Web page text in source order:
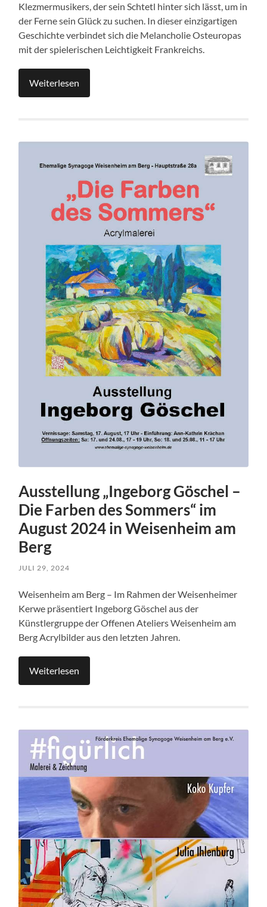
Klezmermusikers, der sein Schtetl hinter sich lässt, um in
der Ferne sein Glück zu suchen. In dieser einzigartigen
Geschichte verbindet sich die Melancholie Osteuropas
mit der spielerischen Leichtigkeit Frankreichs.
Weiterlesen
Ausstellung „Ingeborg Göschel –
Die Farben des Sommers“ im
August 2024 in Weisenheim am
Berg
JULI 29, 2024
Weisenheim am Berg – Im Rahmen der Weisenheimer
Kerwe präsentiert Ingeborg Göschel aus der
Künstlergruppe der Offenen Ateliers Weisenheim am
Berg Acrylbilder aus den letzten Jahren.
Weiterlesen